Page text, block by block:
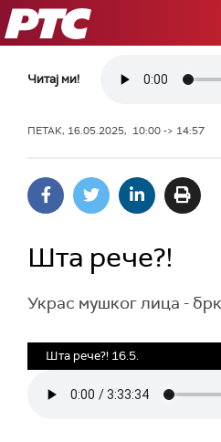
РТС
Читај ми!
ПЕТАК, 16.05.2025, 10:00 -> 14:57
Шта рече?!
Украс мушког лица - брк
Шта рече?! 16.5.